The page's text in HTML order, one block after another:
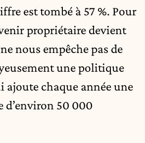
est tombé à 57 %. Pour
propriétaire devient
nous empêche pas de
une politique
ajoute chaque année une
d’environ 50 000